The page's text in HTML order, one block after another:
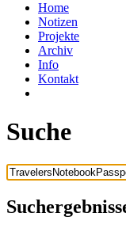
Home
Notizen
Projekte
Archiv
Info
Kontakt
Suche